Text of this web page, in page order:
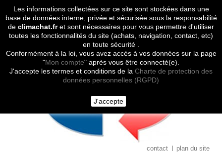
Les informations collectées sur ce site sont stockées dans une
base de données interne, privée et sécurisée sous la responsabilité
de climachat.fret sont nécessaires pour vous permettre d'utiliser
toutes les fonctionnalités du site (achats, navigation, contact, etc)
en toute sécurité .
Conformément à la loi, vous avez accès à vos données sur la page
"Mon compte" après vous être connecté(e).
J'accepte les termes et conditions de la Charte de protection des
données personnelles (RGPD)
J'accepte
Contactez-nous
contact plan du site